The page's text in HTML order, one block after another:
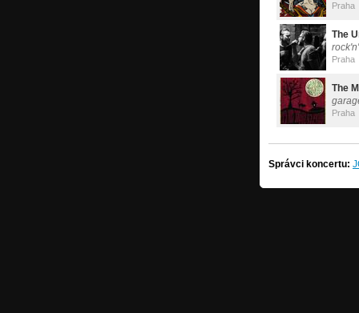
Praha
The
Praha
The
Praha
Správci koncertu: